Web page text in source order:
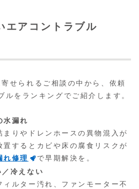
エアコントラブル
せられるご相談の中から、依頼
ルをランキングでご紹介します。
水漏れ
まりやドレンホースの異物混入が
置するとカビや床の腐食リスクが
れ修理
で早期解決を。
冷えない
ィルター汚れ、ファンモーター不